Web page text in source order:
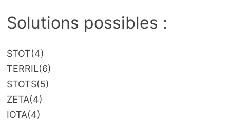
Solutions possibles :
STOT(4)
TERRIL(6)
STOTS(5)
ZETA(4)
IOTA(4)